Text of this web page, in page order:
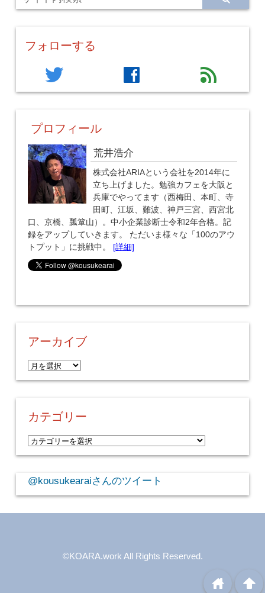
フォローする
twitter facebook feed
プロフィール
荒井浩介
株式会社ARIAという会社を2014年に
立ち上げました。勉強カフェを大阪と
兵庫でやってます（西梅田、本町、寺
田町、江坂、難波、神戸三宮、西宮北
口、京橋、瓢箪山）。中小企業診断士令和2年合格。記
録をアップしていきます。 ただいま様々な「100のアウ
トプット」に挑戦中。
[詳細]
アーカイブ
ア
ー
イ
カテゴリー
カ
テ
@kousukearaiさんのツイート
©KOARA.work All Rights Reserved.
arrowup
home